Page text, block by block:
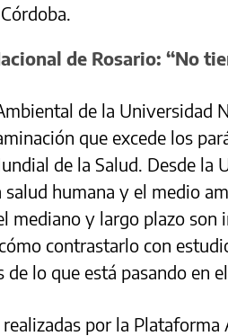
de Rosario: “No
de la Universidad
que excede los
de la Salud. Desde la
salud humana y el medio
mediano y largo plazo son
contrastarlo con
de lo que está pasando en
por la